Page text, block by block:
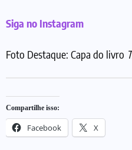
Siga no Instagram
Foto Destaque: Capa do livro
Compartilhe isso:
Facebook X